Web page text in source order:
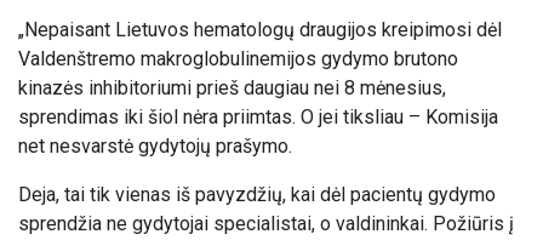
„Nepaisant Lietuvos hematologų draugijos kreipimosi dėl
Valdenštremo makroglobulinemijos gydymo brutono
kinazės inhibitoriumi prieš daugiau nei 8 mėnesius,
sprendimas iki šiol nėra priimtas. O jei tiksliau – Komisija
net nesvarstė gydytojų prašymo.
Deja, tai tik vienas iš pavyzdžių, kai dėl pacientų gydymo
sprendžia ne gydytojai specialistai, o valdininkai. Požiūris į